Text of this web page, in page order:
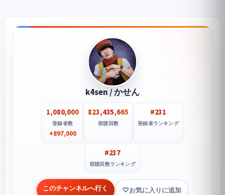
k4sen / かせん
1,080,000
登録者数
+897,000
823,435,665
視聴回数
#231
登録者ランキング
#237
視聴回数ランキング
このチャンネルへ行く お気に入りに追加